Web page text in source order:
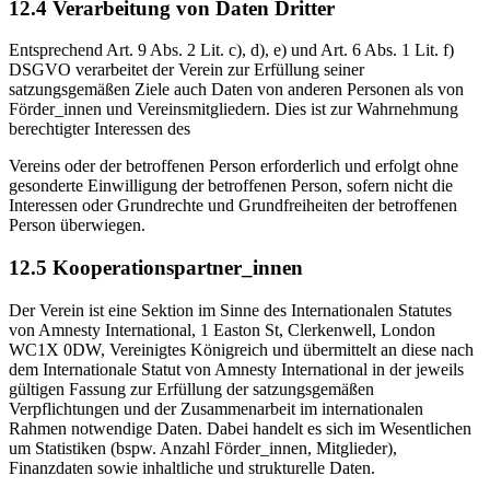
12.4 Verarbeitung von Daten Dritter
Entsprechend Art. 9 Abs. 2 Lit. c), d), e) und Art. 6 Abs. 1 Lit. f)
DSGVO verarbeitet der Verein zur Erfüllung seiner
satzungsgemäßen Ziele auch Daten von anderen Personen als von
Förder_innen und Vereinsmitgliedern. Dies ist zur Wahrnehmung
berechtigter Interessen des
Vereins oder der betroffenen Person erforderlich und erfolgt ohne
gesonderte Einwilligung der betroffenen Person, sofern nicht die
Interessen oder Grundrechte und Grundfreiheiten der betroffenen
Person überwiegen.
12.5 Kooperationspartner_innen
Der Verein ist eine Sektion im Sinne des Internationalen Statutes
von Amnesty International, 1 Easton St, Clerkenwell, London
WC1X 0DW, Vereinigtes Königreich und übermittelt an diese nach
dem Internationale Statut von Amnesty International in der jeweils
gültigen Fassung zur Erfüllung der satzungsgemäßen
Verpflichtungen und der Zusammenarbeit im internationalen
Rahmen notwendige Daten. Dabei handelt es sich im Wesentlichen
um Statistiken (bspw. Anzahl Förder_innen, Mitglieder),
Finanzdaten sowie inhaltliche und strukturelle Daten.